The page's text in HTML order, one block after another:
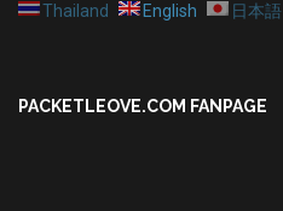
Thailand English 日本語
PACKETLEOVE.COM FANPAGE